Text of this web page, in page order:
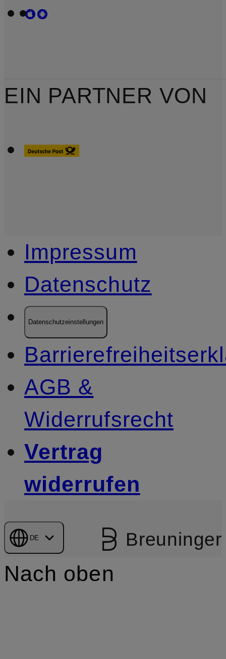
EIN PARTNER VON
Impressum
Datenschutz
Datenschutzeinstellungen
AGB &
Widerrufsrecht
Vertrag
widerrufen
DE Breuninger
Nach oben